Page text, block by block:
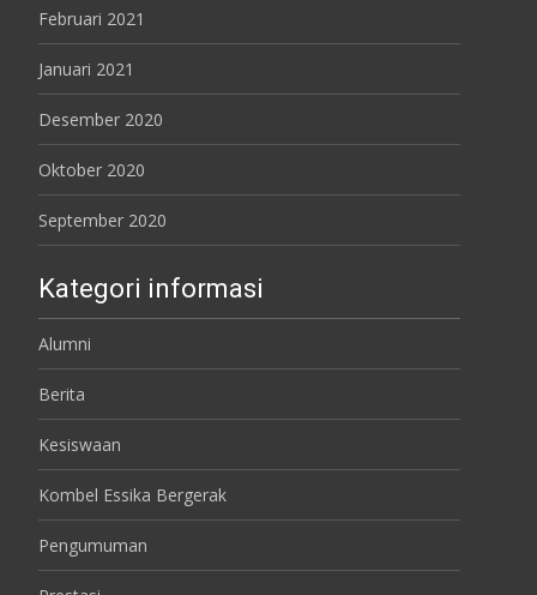
Februari 2021
Januari 2021
Desember 2020
Oktober 2020
September 2020
Kategori informasi
Alumni
Berita
Kesiswaan
Kombel Essika Bergerak
Pengumuman